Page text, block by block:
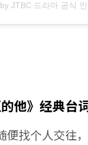
的他》经典台
便找个人交往